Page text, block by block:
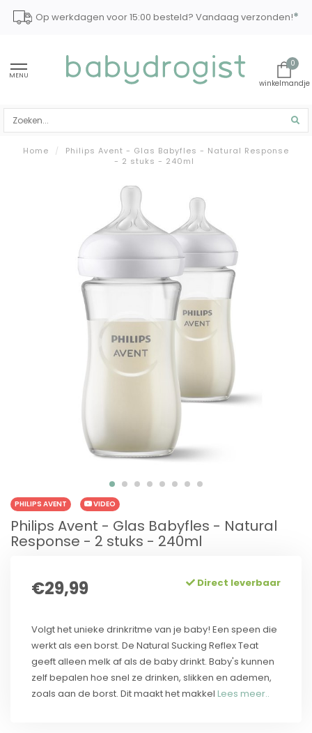
Op werkdagen voor 15:00 besteld? Vandaag verzonden!*
MENU
0
Home /
Philips Avent - Glas Babyfles - Natural Response
- 2 stuks - 240ml
PHILIPS AVENT VIDEO
Philips Avent - Glas Babyfles - Natural
Response - 2 stuks - 240ml
€29,99 Direct leverbaar
Volgt het unieke drinkritme van je baby! Een speen die
werkt als een borst. De Natural Sucking Reflex Teat
geeft alleen melk af als de baby drinkt. Baby's kunnen
zelf bepalen hoe snel ze drinken, slikken en ademen,
zoals aan de borst. Dit maakt het makkel Lees meer..